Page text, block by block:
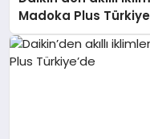
Madoka Plus